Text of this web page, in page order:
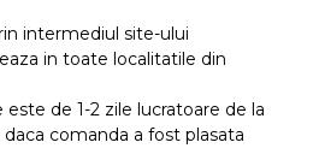
intermediul site-ului
in toate localitatile din
de 1-2 zile lucratoare de la
comanda a fost plasata